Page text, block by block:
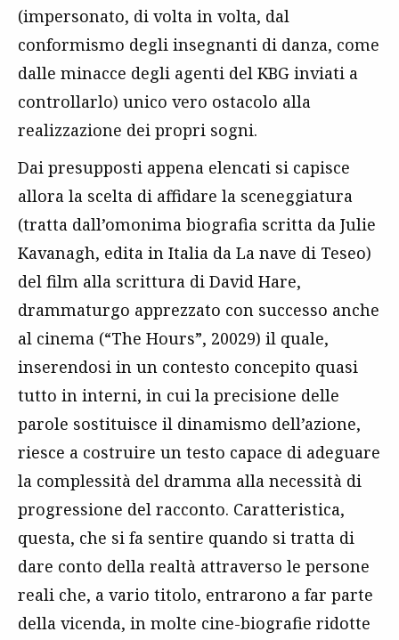
(impersonato, di volta in volta, dal
conformismo degli insegnanti di danza, come
dalle minacce degli agenti del KBG inviati a
controllarlo) unico vero ostacolo alla
realizzazione dei propri sogni.
Dai presupposti appena elencati si capisce
allora la scelta di affidare la sceneggiatura
(tratta dall’omonima biografia scritta da Julie
Kavanagh, edita in Italia da La nave di Teseo)
del film alla scrittura di David Hare,
drammaturgo apprezzato con successo anche
al cinema (“The Hours”, 20029) il quale,
inserendosi in un contesto concepito quasi
tutto in interni, in cui la precisione delle
parole sostituisce il dinamismo dell’azione,
riesce a costruire un testo capace di adeguare
la complessità del dramma alla necessità di
progressione del racconto. Caratteristica,
questa, che si fa sentire quando si tratta di
dare conto della realtà attraverso le persone
reali che, a vario titolo, entrarono a far parte
della vicenda, in molte cine-biografie ridotte